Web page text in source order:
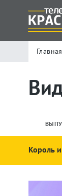
Главная
Король